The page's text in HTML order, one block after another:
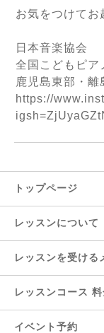
お気をつけてお
日本音楽協会
全国こどもピア
鹿児島東部・
https://
トップページ
レッスンについて
レッスンを受ける
レッスンコース 料
イベント予約